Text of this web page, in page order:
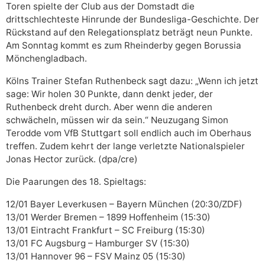
Toren spielte der Club aus der Domstadt die
drittschlechteste Hinrunde der Bundesliga-Geschichte. Der
Rückstand auf den Relegationsplatz beträgt neun Punkte.
Am Sonntag kommt es zum Rheinderby gegen Borussia
Mönchengladbach.
Kölns Trainer Stefan Ruthenbeck sagt dazu: „Wenn ich jetzt
sage: Wir holen 30 Punkte, dann denkt jeder, der
Ruthenbeck dreht durch. Aber wenn die anderen
schwächeln, müssen wir da sein.“ Neuzugang Simon
Terodde vom VfB Stuttgart soll endlich auch im Oberhaus
treffen. Zudem kehrt der lange verletzte Nationalspieler
Jonas Hector zurück. (dpa/cre)
Die Paarungen des 18. Spieltags:
12/01 Bayer Leverkusen – Bayern München (20:30/ZDF)
13/01 Werder Bremen – 1899 Hoffenheim (15:30)
13/01 Eintracht Frankfurt – SC Freiburg (15:30)
13/01 FC Augsburg – Hamburger SV (15:30)
13/01 Hannover 96 – FSV Mainz 05 (15:30)